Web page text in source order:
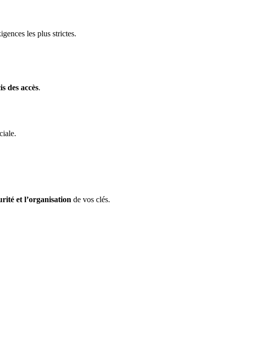
les plus strictes.
des accès.
et l’organisation de vos clés.